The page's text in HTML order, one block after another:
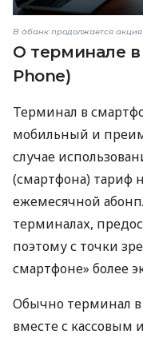
В àбанк продолжается
О терминале
Phone)
Терминал в
мобильный и
случае
(смартфона) тариф
ежемесячной
терминалах,
поэтому с точки
смартфоне» более
Обычно терминал в
вместе с